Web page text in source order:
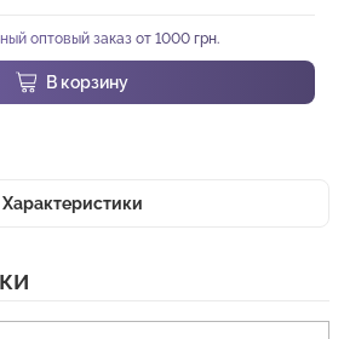
оптовый заказ от 1000 грн.
В корзину
Характеристики